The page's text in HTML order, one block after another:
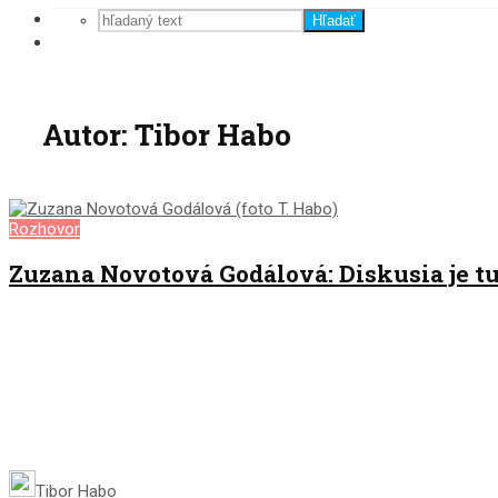
Hľadať
Autor: Tibor Habo
Rozhovor
Zuzana Novotová Godálová: Diskusia je
Tibor Habo